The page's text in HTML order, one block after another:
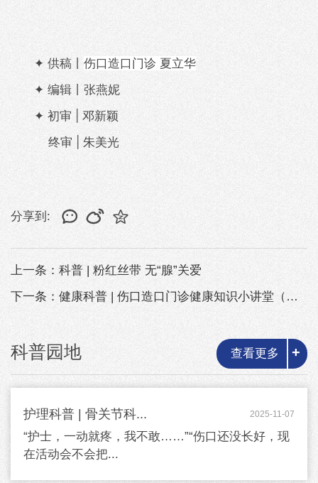
✦ 供稿丨伤口造口门诊 夏立华
✦ 编辑丨张燕妮
✦ 初审 | 邓新颖
终审 | 朱美光
分享到:
上一条：科普 | 粉红丝带 无“腺”关爱
下一条：健康科普 | 伤口造口门诊健康知识小讲堂（第四期）——造口袋更换知...
科普园地 查看更多 +
护理科普 | 骨关节科... 2025-11-07
“护士，一动就疼，我不敢……”“伤口还没长好，现
在活动会不会把...